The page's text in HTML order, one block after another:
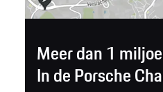
Meer dan 1
In de Porsche